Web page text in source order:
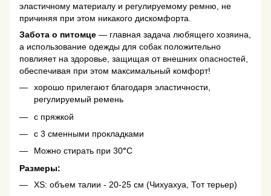
эластичному материалу и регулируемому ремню, не
причиняя при этом никакого дискомфорта.
Забота о питомце — главная задача любящего хозяина,
а использование одежды для собак положительно
повлияет на здоровье, защищая от внешних опасностей,
обеспечивая при этом максимальный комфорт!
хорошо прилегают благодаря эластичности,
регулируемый ремень
с пряжкой
с 3 сменными прокладками
Можно стирать при 30°C
Размеры:
XS: объем талии - 20-25 см (Чихуахуа, Тот терьер)